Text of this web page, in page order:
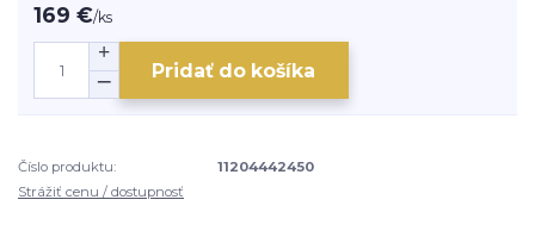
169 €/ks
Pridať do košíka
Číslo produktu:
11204442450
Strážiť cenu / dostupnosť